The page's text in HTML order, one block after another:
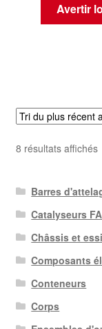
Avertir
8 résultats affichés
Barres
Catalyseurs
Châssis et
Composants
Conteneurs
Corps